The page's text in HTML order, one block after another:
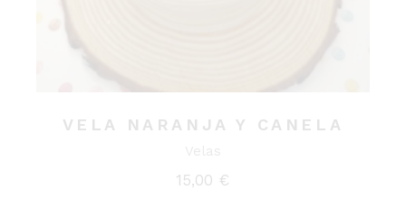
VELA NARANJA Y CANELA
15,00 €